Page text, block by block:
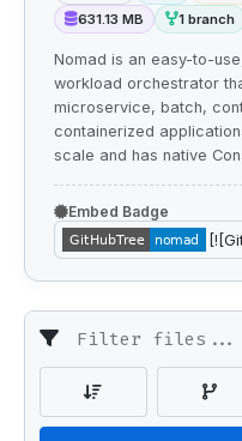
631.13 MB
1 branch
Nomad is an easy-to-
workload orchestrator
microservice, batch,
containerized
scale and has native
Embed Badge